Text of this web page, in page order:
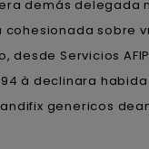
demás delegada
cohesionada sobre
desde Servicios
à declinara
genericos